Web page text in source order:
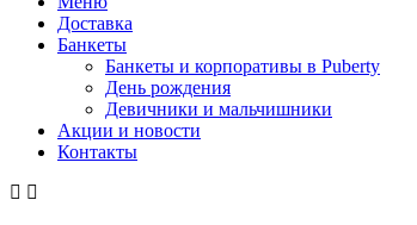
Доставка
Банкеты
Банкеты и корпоративы в Puberty
День рождения
Девичники и мальчишники
Акции и новости
Контакты